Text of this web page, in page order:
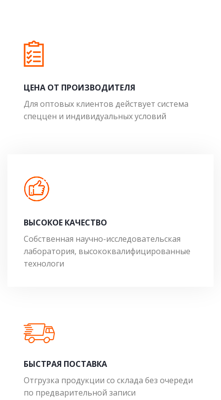
ЦЕНА ОТ ПРОИЗВОДИТЕЛЯ
Для оптовых клиентов действует система
спеццен и индивидуальных условий
ВЫСОКОЕ КАЧЕСТВО
Собственная научно-исследовательская
лаборатория, высококвалифицированные
технологи
БЫСТРАЯ ПОСТАВКА
Отгрузка продукции со склада без очереди
по предварительной записи